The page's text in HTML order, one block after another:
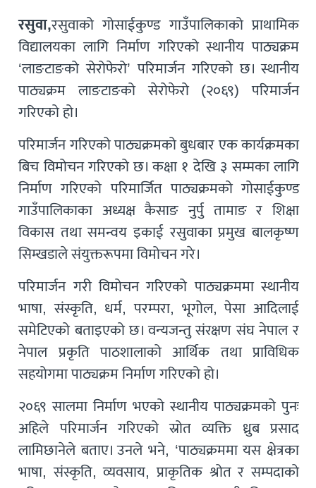
रसुवा,रसुवाको गोसाईकुण्ड गाउँपालिकाको प्राथामिक
विद्यालयका लागि निर्माण गरिएको स्थानीय पाठ्यक्रम
‘लाङटाङको सेरोफेरो’ परिमार्जन गरिएको छ। स्थानीय
पाठ्यक्रम लाङटाङको सेरोफेरो (२०६९) परिमार्जन
गरिएको हो।
परिमार्जन गरिएको पाठ्यक्रमको बुधबार एक कार्यक्रमका
बिच विमोचन गरिएको छ। कक्षा १ देखि ३ सम्मका लागि
निर्माण गरिएको परिमार्जित पाठ्यक्रमको गोसाईकुण्ड
गाउँपालिकाका अध्यक्ष कैसाङ नुर्पु तामाङ र शिक्षा
विकास तथा समन्वय इकाई रसुवाका प्रमुख बालकृष्ण
सिम्खडाले संयुक्तरूपमा विमोचन गरे।
परिमार्जन गरी विमोचन गरिएको पाठ्यक्रममा स्थानीय
भाषा, संस्कृति, धर्म, परम्परा, भूगोल, पेसा आदिलाई
समेटिएको बताइएको छ। वन्यजन्तु संरक्षण संघ नेपाल र
नेपाल प्रकृति पाठशालाको आर्थिक तथा प्राविधिक
सहयोगमा पाठ्यक्रम निर्माण गरिएको हो।
२०६९ सालमा निर्माण भएको स्थानीय पाठ्यक्रमको पुनः
अहिले परिमार्जन गरिएको स्रोत व्यक्ति ध्रुब प्रसाद
लामिछानेले बताए। उनले भने, ‘पाठ्यक्रममा यस क्षेत्रका
भाषा, संस्कृति, व्यवसाय, प्राकृतिक श्रोत र सम्पदाको